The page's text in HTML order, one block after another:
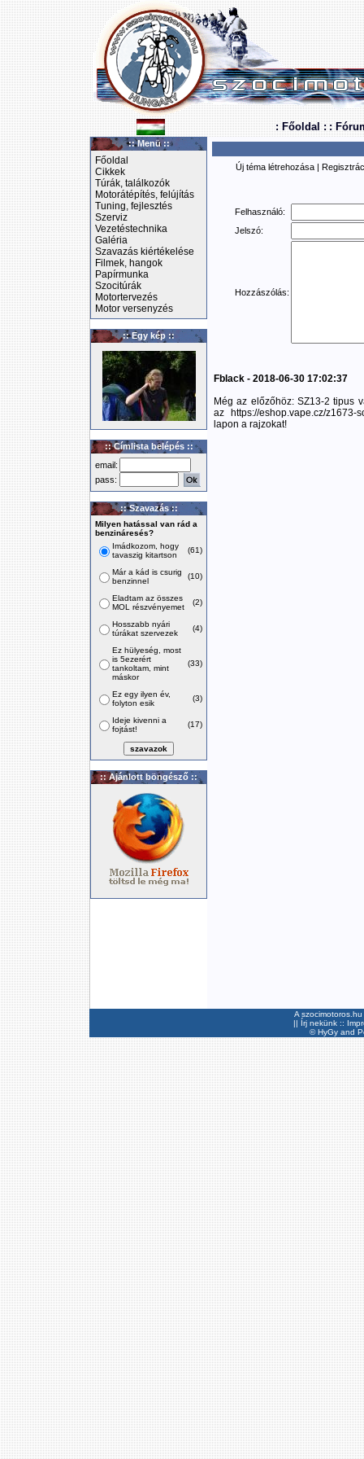
: Főoldal : :
:: Menü ::
Főoldal
Cikkek
Túrák, találkozók
Motorátépítés, felújítás
Tuning, fejlesztés
Szerviz
Vezetéstechnika
Galéria
Szavazás kiértékelése
Filmek, hangok
Papírmunka
Szocitúrák
Motortervezés
Motor versenyzés
:: Egy kép ::
:: Címlista belépés ::
email:
pass:
:: Szavazás ::
Milyen hatással van rád a
benzináresés?
Imádkozom, hogy
tavaszig kitartson
(61)
Már a kád is csurig
benzinnel
(10)
Eladtam az összes
MOL részvényemet
(2)
Hosszabb nyári
túrákat szervezek
(4)
Ez hülyeség, most
is 5ezerért
tankoltam, mint
máskor
(33)
Ez egy ilyen év,
folyton esik
(3)
Ideje kivenni a
fojtást!
(17)
:: Ajánlott böngésző ::
Új téma létrehozása |
Felhasználó:
Jelszó:
Hozzászólás:
Fblack - 2018-06-30 17:02:37
Még az előzőhöz: SZ13-2 tipus
az https://eshop.vape.cz/
lapon a rajzokat!
A
|| Írj nekünk ::
©HyGyand